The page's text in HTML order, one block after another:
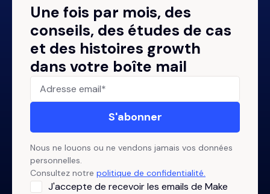
Une fois par mois, des
conseils, des études de cas
et des histoires growth
dans votre boîte mail
Nous ne louons ou ne vendons jamais vos données
personnelles.
Consultez notre politique de confidentialité.
J'accepte de recevoir les emails de Make